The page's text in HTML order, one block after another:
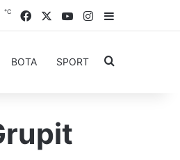
℃ FacebookYouTubeInstagram
Sidebar
BOTA SPORT Kërkoni